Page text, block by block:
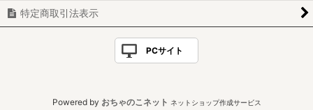
特定商取引法表示
PCサイト
Powered by おちゃのこネット ネットショップ作成サービス